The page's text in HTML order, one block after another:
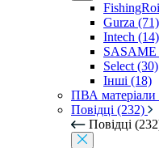
Gurza (71)
Intech (14)
SASAME
Select (30)
Інші (18)
ПВА матеріали
Повідці (232)
Повідці